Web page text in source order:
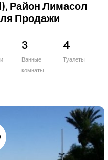
Район Лимасол
Продажи
3
Ванные
комнаты
4
Туалеты